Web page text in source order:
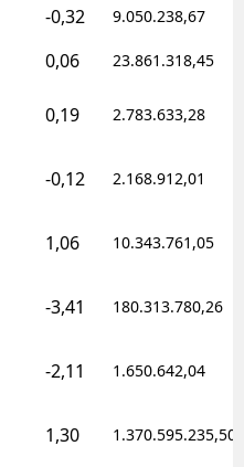
-0,32 9.050.238,67
0,06 23.861.318,45
0,19 2.783.633,28
-0,12 2.168.912,01
1,06 10.343.761,05
-3,41 180.313.780,26
-2,11 1.650.642,04
1,30 1.370.595.235,50